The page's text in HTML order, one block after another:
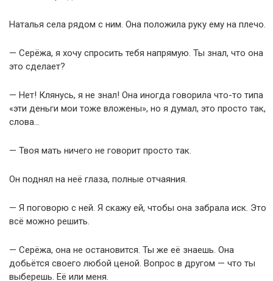
Наталья села рядом с ним. Она положила руку ему на плечо.
— Серёжа, я хочу спросить тебя напрямую. Ты знал, что она
это сделает?
— Нет! Клянусь, я не знал! Она иногда говорила что-то типа
«эти деньги мои тоже вложены», но я думал, это просто так,
слова…
— Твоя мать ничего не говорит просто так.
Он поднял на неё глаза, полные отчаяния.
— Я поговорю с ней. Я скажу ей, чтобы она забрала иск. Это
всё можно решить.
— Серёжа, она не остановится. Ты же её знаешь. Она
добьётся своего любой ценой. Вопрос в другом — что ты
выберешь. Её или меня.